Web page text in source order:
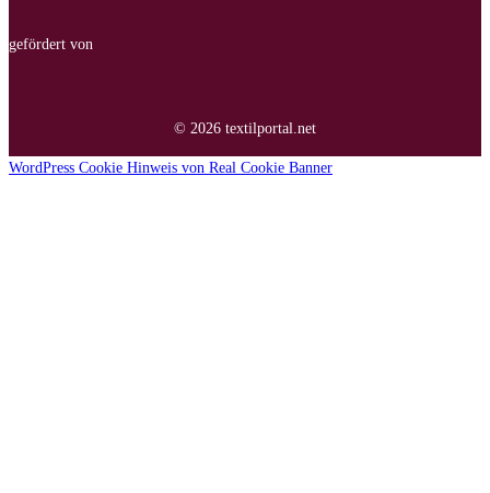
gefördert von
© 2026 textilportal.net
WordPress Cookie Hinweis von Real Cookie Banner